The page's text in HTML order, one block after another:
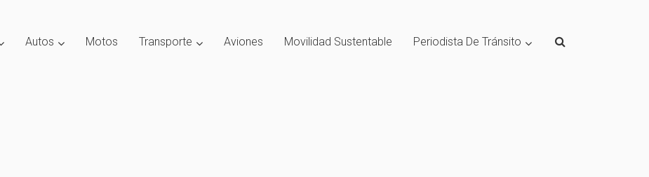
Autos Motos Transporte Aviones Movilidad Sustentable Periodista De Tránsito